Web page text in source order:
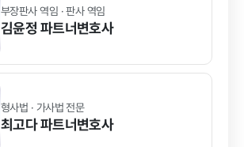
부장판사 역임 · 판사 역임
김윤정 파트너변호사
형사법 · 가사법 전문
최고다파트너변호사